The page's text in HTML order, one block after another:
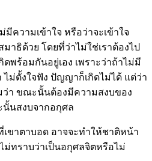
ความเข้าใจ หรือว่าจะเข้าใจ
าธิด้วย โดยที่ว่าไม่ใช่เราต้องไป
พร้อมกันอยู่เอง เพราะว่าถ้าไม่มี
ไม่ตั้งใจฟัง ปัญญาก็เกิดไม่ได้ แต่ว่า
า ขณะนั้นต้องมีความสงบของ
นสงบจากอกุศล
ขาตาบอด อาจจะทำให้ชาติหน้า
ทราบว่าเป็นอกุศลจิตหรือไม่